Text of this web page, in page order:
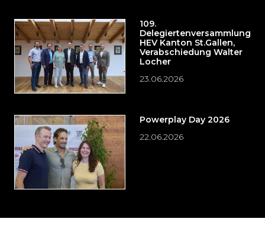
109.
Delegiertenversammlung
HEV Kanton St.Gallen,
Verabschiedung Walter
Locher
23.06.2026
Powerplay Day 2026
22.06.2026